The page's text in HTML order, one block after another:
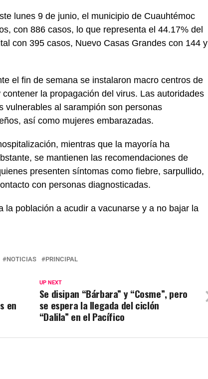
lunes 9 de junio, el municipio de Cuauhtémoc
con 886 casos, lo que representa el 44.17% del
con 395 casos, Nuevo Casas Grandes con 144 y
el fin de semana se instalaron macro centros de
la propagación del virus. Las autoridades
vulnerables al sarampión son personas
así como mujeres embarazadas.
mientras que la mayoría ha
se mantienen las recomendaciones de
presenten síntomas como fiebre, sarpullido,
con personas diagnosticadas.
la población a acudir a vacunarse y a no bajar la
NOTICIAS PRINCIPAL
UP NEXT
Se disipan “Bárbara” y “Cosme”, pero
se espera la llegada del ciclón
“Dalila” en el Pacífico
en